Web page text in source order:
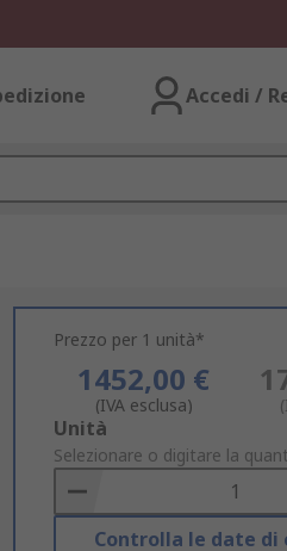
Accedi /
Prezzo per 1 unità*
1452,00 €
(IVA esclusa)
Add
to
Basket
Unità
Selezionare o digitare la
Controlla le date di